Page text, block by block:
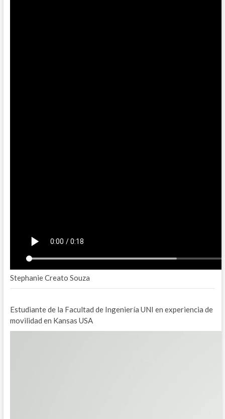
Stephanie Creato Souza
Estudiante de la Facultad de Ingeniería UNI en experiencia de
movilidad en Kansas USA